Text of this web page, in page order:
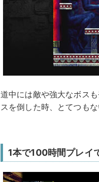
道中には敵や強大なボス
スを倒した時、とてつも
1本で100時間プレイ